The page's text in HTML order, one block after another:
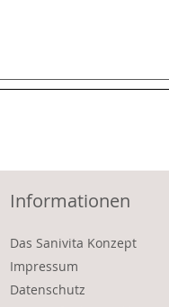
Informationen
Das Sanivita Konzept
Impressum
Datenschutz